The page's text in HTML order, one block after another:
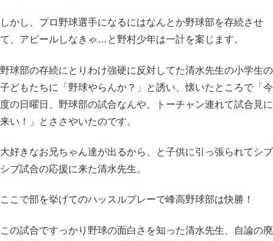
しかし、プロ野球選手になるにはなんとか野球部を存続させ
て、アピールしなきゃ…と野村少年は一計を案じます。
野球部の存続にとりわけ強硬に反対してた清水先生の小学生の
子どもたちに「野球やらんか？」と誘い、懐いたところで「今
度の日曜日、野球部の試合なんや。トーチャン連れて試合見に
来い！」とささやいたのです。
大好きなお兄ちゃん達が出るから、と子供に引っ張られてシブ
シブ試合の応援に来た清水先生。
ここで部を挙げてのハッスルプレーで峰高野球部は快勝！
この試合ですっかり野球の面白さを知った清水先生、自論の廃